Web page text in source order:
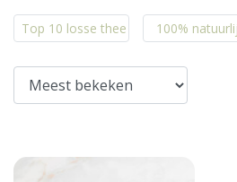
Top 10 losse thee 100%